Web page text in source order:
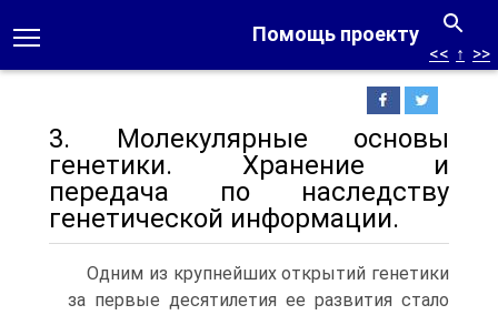
Помощь проекту
<< ↑ >>
3. Молекулярные основы
генетики. Хранение и
передача по на­следству
генетической информации.
Одним из крупнейших открытий генетики
за первые десятилетия ее развития стало